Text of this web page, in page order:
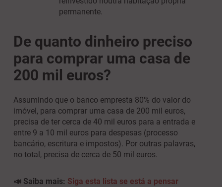
permanente.
De quanto dinheiro preciso
para comprar uma casa de
200 mil euros?
Assumindo que o banco empresta 80% do valor do
imóvel, para comprar uma casa de 200 mil euros,
precisa de ter cerca de 40 mil euros para a entrada e
entre 9 a 10 mil euros para despesas (processo
bancário, escritura e impostos). Por outras palavras,
no total, precisa de cerca de 50 mil euros.
📣 Saiba mais: Siga esta lista se está a pensar